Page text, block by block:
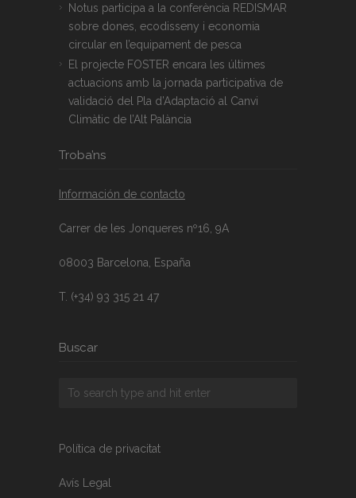
Notus participa a la conferència REDISMAR
sobre dones, ecodisseny i economia
circular en l’equipament de pesca
El projecte FOSTER encara les últimes
actuacions amb la jornada participativa de
validació del Pla d’Adaptació al Canvi
Climàtic de l’Alt Palància
Troba’ns
Información de contacto
Carrer de les Jonqueres nº16, 9A
08003 Barcelona, España
T. (+34) 93 315 21 47
Buscar
Política de privacitat
Avís Legal